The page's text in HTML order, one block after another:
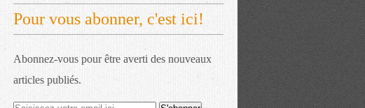
Pour vous abonner, c'est ici!
Abonnez-vous pour être averti des nouveaux
articles publiés.